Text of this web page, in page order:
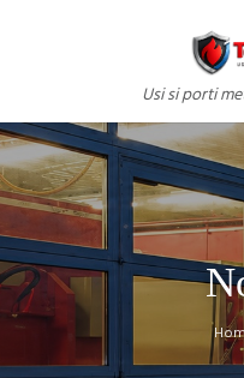
Usi si porti